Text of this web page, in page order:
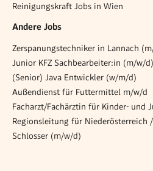
Reinigungskraft Jobs in Wien
Andere Jobs
Zerspanungstechniker in Lannach
Junior KFZ Sachbearbeiter:in (m/w/
(Senior) Java Entwickler (w/m/d)
Außendienst für Futtermittel m/w/d
Facharzt/Fachärztin für Kinder- und
Regionsleitung für Niederösterreich
Schlosser (m/w/d)